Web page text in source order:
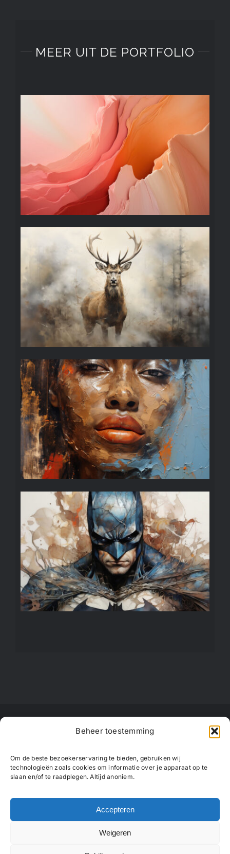
Beheer toestemming
Om de beste bezoekerservaring te bieden, gebruiken wij
technologieën zoals cookies om informatie over je apparaat op te
slaan en/of te raadplegen. Altijd anoniem.
Accepteren
Weigeren
MEER UIT DE PORTFOLIO
ABSTRACT
DIEREN
PORTRETTEN
SUPERHELDEN/-SCHURKEN
voorbehouden |